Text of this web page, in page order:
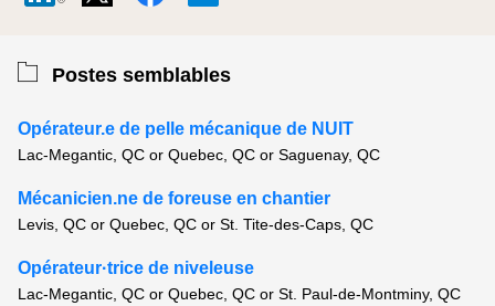
Postes semblables
Opérateur.e de pelle mécanique de NUIT
Lac-Megantic, QC or Quebec, QC or Saguenay, QC
Mécanicien.ne de foreuse en chantier
Levis, QC or Quebec, QC or St. Tite-des-Caps, QC
Opérateur·trice de niveleuse
Lac-Megantic, QC or Quebec, QC or St. Paul-de-Montminy, QC